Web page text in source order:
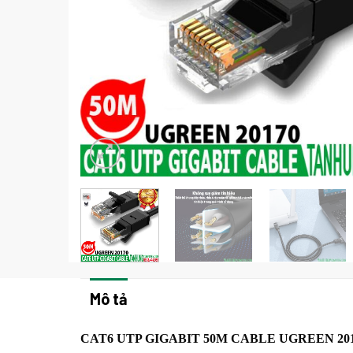
Mô tả
CAT6 UTP GIGABIT 50M CABLE UGREEN